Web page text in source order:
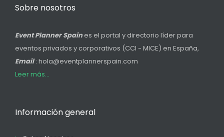
Sobre nosotros
Event Planner Spain es el portal y directorio líder para
eventos privados y corporativos (CCI - MICE) en España,
Email: hola@eventplannerspain.com
Leer más...
Información general